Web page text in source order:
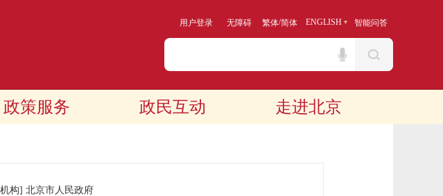
用户登录 无障碍 繁体/简体 ENGLISH 智能问答
政策服务 政民互动 走进北京
构] 北京市人民政府